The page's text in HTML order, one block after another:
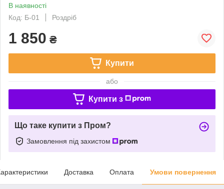
В наявності
Код: Б-01
Роздріб
1 850 ₴
Купити
або
Купити з
Що таке купити з Пром?
Замовлення під захистом
Доставка Оплата Умови повернення